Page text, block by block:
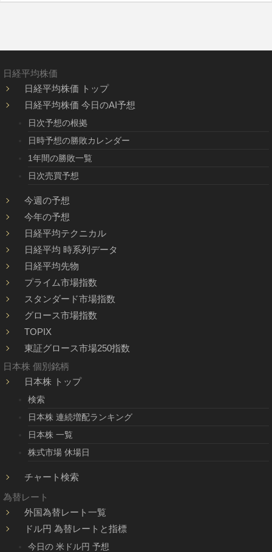
日経平均株価
日経平均株価 トップ
日経平均株価 今日のAI予想
日次予想の根拠
日時予想の勝敗カレンダー
1年間の勝敗一覧
日次売買予想
今週の予想
今年の予想
日経平均テクニカル
日経平均 時系列データ
日経平均先物
プライム市場指数
スタンダード市場指数
グロース市場指数
TOPIX
東証グロース市場250指数
日本株 個別銘柄
日本株 トップ
検索
日本株 連続増配ランキング
日本株 一覧
株式市場 休場日
チャート検索
為替レート
外国為替レート一覧
ドル円 為替レートと指標
今日の 米ドル円 予想